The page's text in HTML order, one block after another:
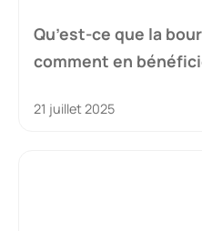
Qu’est-ce que la
comment en
21 juillet 2025